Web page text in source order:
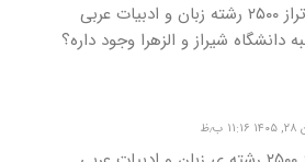
سلام. با رتبه ی ۲۳ و تراز ۲۵۰۰ رشته زبان و ادبیات عربی
شیراز و الزهرا وجود داره؟